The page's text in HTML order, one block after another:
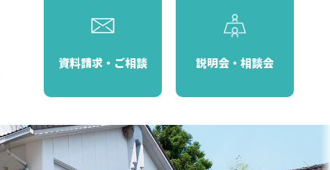
資料請求・ご相談 説明会・相談会